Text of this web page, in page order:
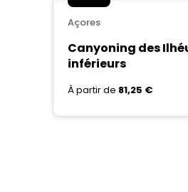
Açores
Canyoning des
inférieurs
À partir de 81,25 €